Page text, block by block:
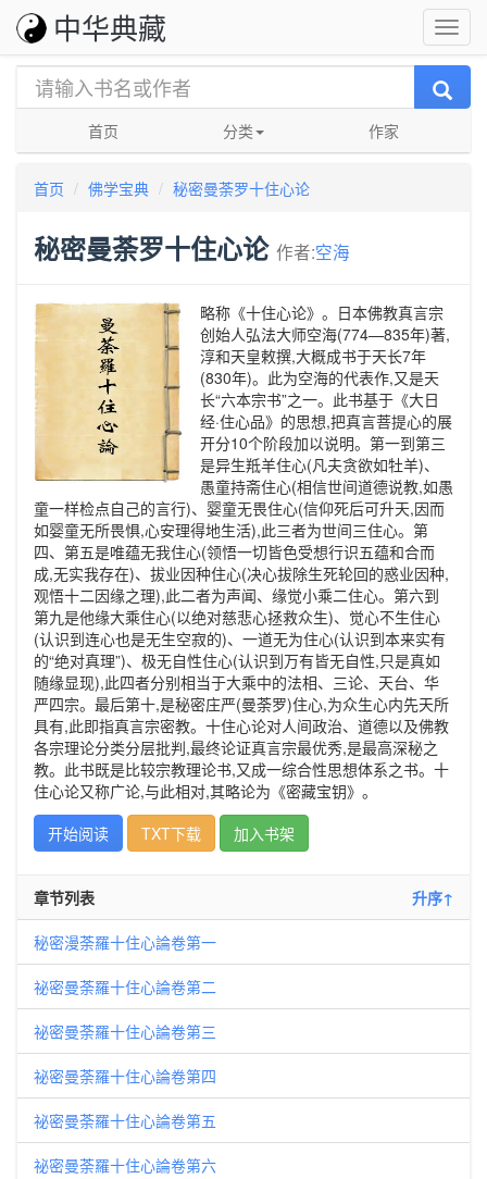
中华典藏
首页 分类 作家
首页 佛学宝典 秘密曼荼罗十住心论
秘密曼荼罗十住心论 作者:空海
略称《十住心论》。日本佛教真言宗
创始人弘法大师空海(774—835年)著,
淳和天皇敕撰,大概成书于天长7年
(830年)。此为空海的代表作,又是天
长“六本宗书”之一。此书基于《大日
经·住心品》的思想,把真言菩提心的展
开分10个阶段加以说明。第一到第三
是异生羝羊住心(凡夫贪欲如牡羊)、
愚童持斋住心(相信世间道德说教,如愚
童一样检点自己的言行)、婴童无畏住心(信仰死后可升天,因而
如婴童无所畏惧,心安理得地生活),此三者为世间三住心。第
四、第五是唯蕴无我住心(领悟一切皆色受想行识五蕴和合而
成,无实我存在)、拔业因种住心(决心拔除生死轮回的惑业因种,
观悟十二因缘之理),此二者为声闻、缘觉小乘二住心。第六到
第九是他缘大乘住心(以绝对慈悲心拯救众生)、觉心不生住心
(认识到连心也是无生空寂的)、一道无为住心(认识到本来实有
的“绝对真理”)、极无自性住心(认识到万有皆无自性,只是真如
随缘显现),此四者分别相当于大乘中的法相、三论、天台、华
严四宗。最后第十,是秘密庄严(曼荼罗)住心,为众生心内先天所
具有,此即指真言宗密教。十住心论对人间政治、道德以及佛教
各宗理论分类分层批判,最终论证真言宗最优秀,是最高深秘之
教。此书既是比较宗教理论书,又成一综合性思想体系之书。十
住心论又称广论,与此相对,其略论为《密藏宝钥》。
开始阅读
TXT下载 加入书架
章节列表 升序↑
秘密漫荼羅十住心論卷第一
祕密曼荼羅十住心論卷第二
祕密曼荼羅十住心論卷第三
祕密曼荼羅十住心論卷第四
祕密曼荼羅十住心論卷第五
祕密曼荼羅十住心論卷第六